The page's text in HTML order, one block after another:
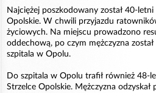
Najciężej poszkodowany został 40-
Opolskie. W chwili przyjazdu
życiowych. Na miejscu prowadzono
oddechową, po czym mężczyzna
szpitala w Opolu.
Do szpitala w Opolu trafił również 48-
Strzelce Opolskie. Mężczyzna odzyskał